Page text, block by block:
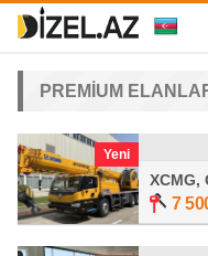
PREMİUM
Yeni
XCMG,
7